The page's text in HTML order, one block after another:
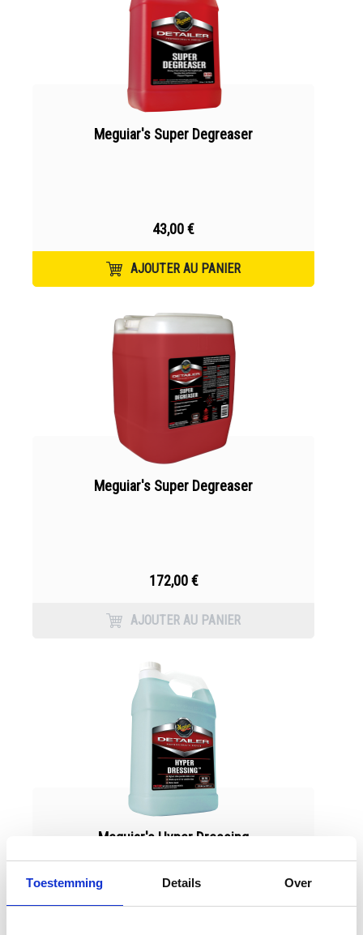
Toestemming Details Over
Meguiar's Super Degreaser
43,00 €
AJOUTER AU PANIER
Meguiar's Super Degreaser
172,00 €
AJOUTER AU PANIER
Meguiar's Hyper Dressing